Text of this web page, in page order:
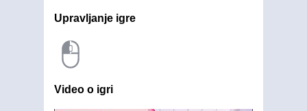
Upravljanje igre
Video o igri